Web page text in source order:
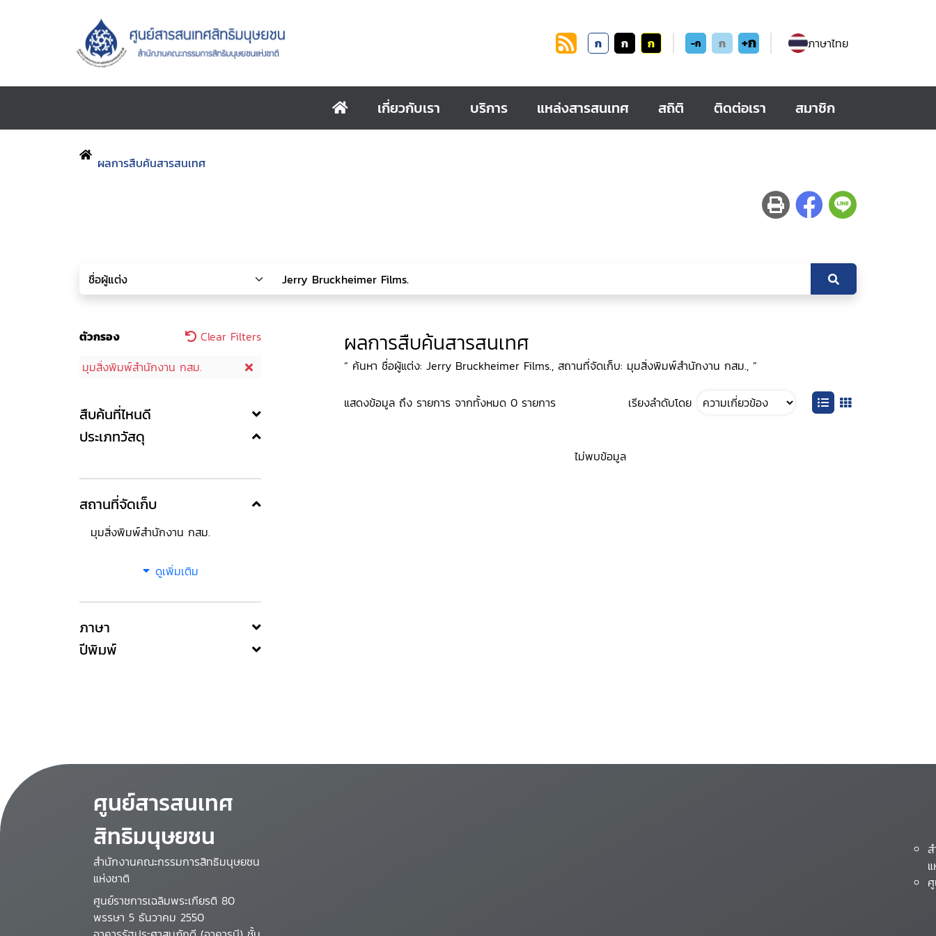
ก ก ก -ก ก +ก ภาษาไทย
เกี่ยวกับเรา บริการ แหล่งสารสนเทศ สถิติ ติดต่อเรา สมาชิก
ผลการสืบค้นสารสนเทศ
ตัวกรอง
Clear Filters
มุมสิ่งพิมพ์สำนักงาน กสม.
สืบค้นที่ไหนดี
ประเภทวัสดุ
สถานที่จัดเก็บ
มุมสิ่งพิมพ์สำนักงาน กสม.
ดูเพิ่มเติม
ภาษา
ปีพิมพ์
ผลการสืบค้นสารสนเทศ
“ ค้นหา ชื่อผู้แต่ง: Jerry Bruckheimer Films., สถานที่จัดเก็บ: มุมสิ่งพิมพ์สำนักงาน กสม., ”
แสดงข้อมูล ถึง รายการ จากทั้งหมด 0 รายการ เรียงลำดับโดย
ไม่พบข้อมูล
ศูนย์สารสนเทศ
สิทธิมนุษยชน
สำนักงานคณะกรรมการสิทธิมนุษยชน
แห่งชาติ
ศูนย์ราชการเฉลิมพระเกียรติ 80
พรรษา 5 ธันวาคม 2550